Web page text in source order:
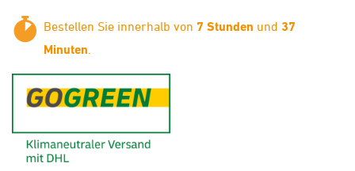
Bestellen Sie innerhalb von 7 Stunden und 37
Minuten